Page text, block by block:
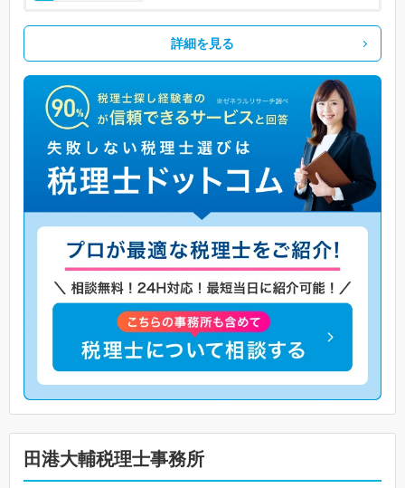
詳細を見る
田港大輔税理士事務所